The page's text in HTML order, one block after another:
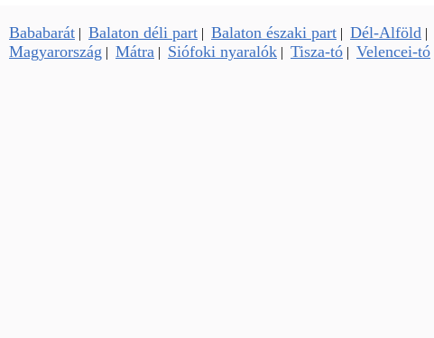
Bababarát | Balaton déli part | Balaton északi part | Dél-Alföld |
Magyarország | Mátra | Siófoki nyaralók | Tisza-tó | Velencei-tó